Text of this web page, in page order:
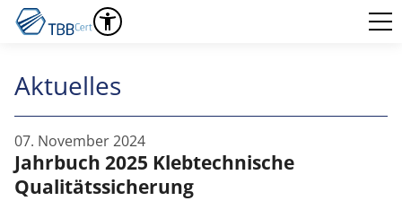
Aktuelles
07. November 2024
Jahrbuch 2025 Klebtechnische
Qualitätssicherung